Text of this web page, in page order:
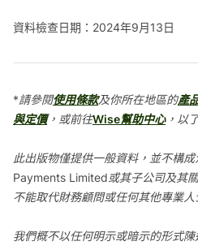
資料檢查日期：2024年9月13日
*請參閱使用條款及你所在地區的產
與定價，或前往Wise幫助中心，以
此出版物僅提供一般資料，並不構
Payments Limited或其子公司及其
不能取代財務顧問或任何其他專業人
我們概不以任何明示或暗示的形式